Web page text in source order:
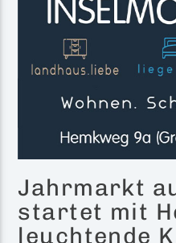
Handystream
Jahrmarkt
startet mit
leuchtende